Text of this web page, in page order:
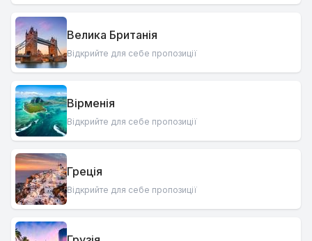
Велика Британія
Відкрийте для себе пропозиції
Вірменія
Відкрийте для себе пропозиції
Греція
Відкрийте для себе пропозиції